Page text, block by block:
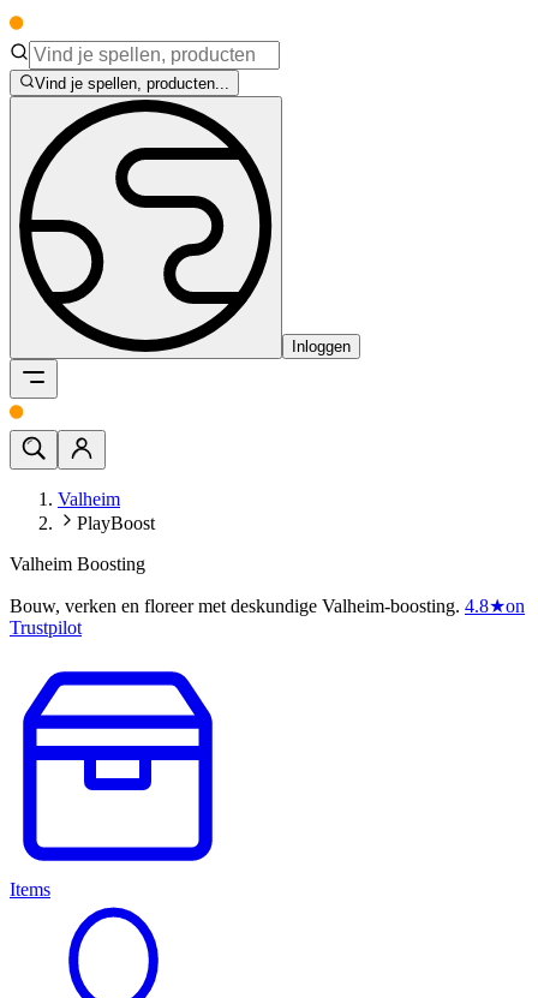
Vind je spellen, producten...
Inloggen
Valheim
PlayBoost
Valheim Boosting
Bouw, verken en floreer met deskundige Valheim-boosting. 4.8★on
Trustpilot
Items